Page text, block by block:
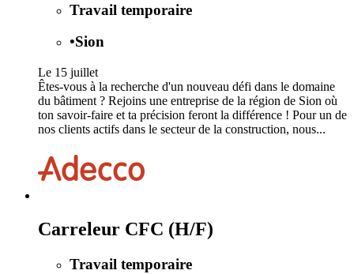
Travail temporaire
•Sion
Le 15 juillet
Êtes-vous à la recherche d'un nouveau défi dans le domaine
du bâtiment ? Rejoins une entreprise de la région de Sion où
ton savoir-faire et ta précision feront la différence ! Pour un de
nos clients actifs dans le secteur de la construction, nous...
Carreleur CFC (H/F)
Travail temporaire